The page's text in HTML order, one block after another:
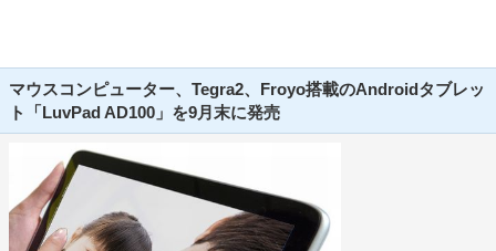
マウスコンピューター、Tegra2、Froyo搭載のAndroidタブレッ
ト「LuvPad AD100」を9月末に発売